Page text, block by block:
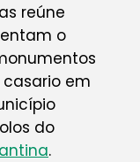
reúne
o
casario em
do
.